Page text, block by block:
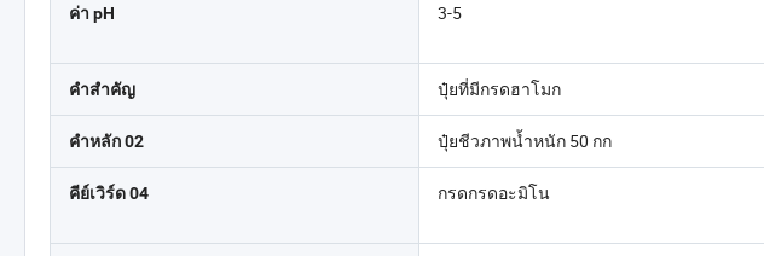
ค่า pH 3-5
คำสำคัญ ปุ๋ยที่มีกรดฮาโมก
คำหลัก 02 ปุ๋ยชีวภาพน้ำหนัก 50 กก
คีย์เวิร์ด 04 กรดกรดอะมิโน